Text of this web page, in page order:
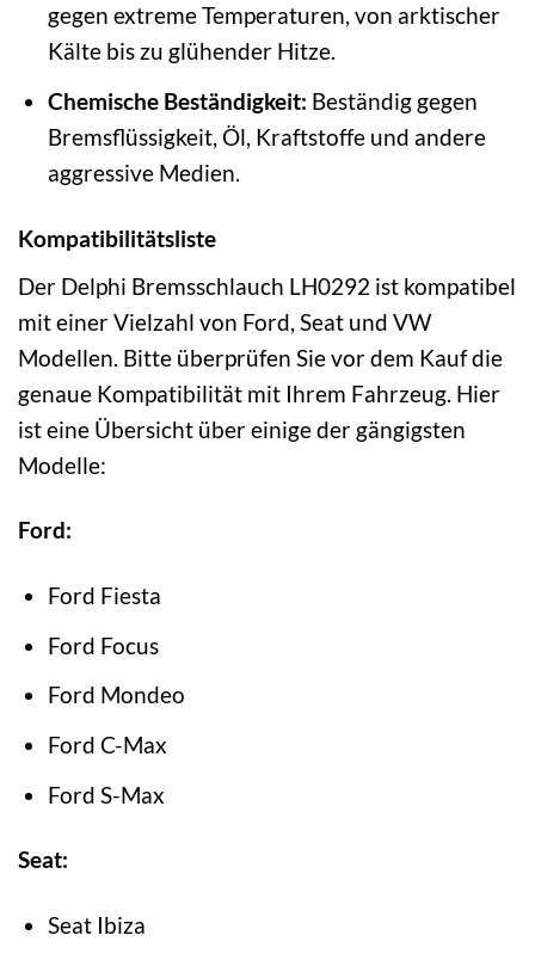
gegen extreme Temperaturen, von arktischer
Kälte bis zu glühender Hitze.
Chemische Beständigkeit: Beständig gegen
Bremsflüssigkeit, Öl, Kraftstoffe und andere
aggressive Medien.
Kompatibilitätsliste
Der Delphi Bremsschlauch LH0292 ist kompatibel
mit einer Vielzahl von Ford, Seat und VW
Modellen. Bitte überprüfen Sie vor dem Kauf die
genaue Kompatibilität mit Ihrem Fahrzeug. Hier
ist eine Übersicht über einige der gängigsten
Modelle:
Ford:
Ford Fiesta
Ford Focus
Ford Mondeo
Ford C-Max
Ford S-Max
Seat:
Seat Ibiza